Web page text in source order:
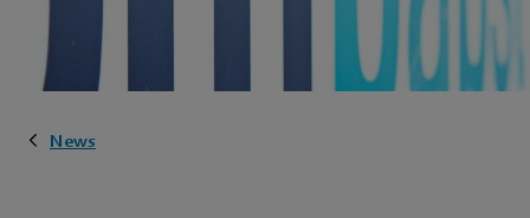
News